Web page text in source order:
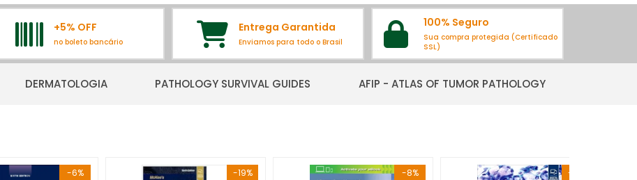
+5% OFF
no boleto bancário
Entrega Garantida
Enviamos para todo o Brasil
100% Seguro
Sua compra protegida (Certificado
SSL)
DERMATOLOGIA PATHOLOGY SURVIVAL GUIDES AFIP - ATLAS OF TUMOR PATHOLOGY
-6% -19% -8% -12%